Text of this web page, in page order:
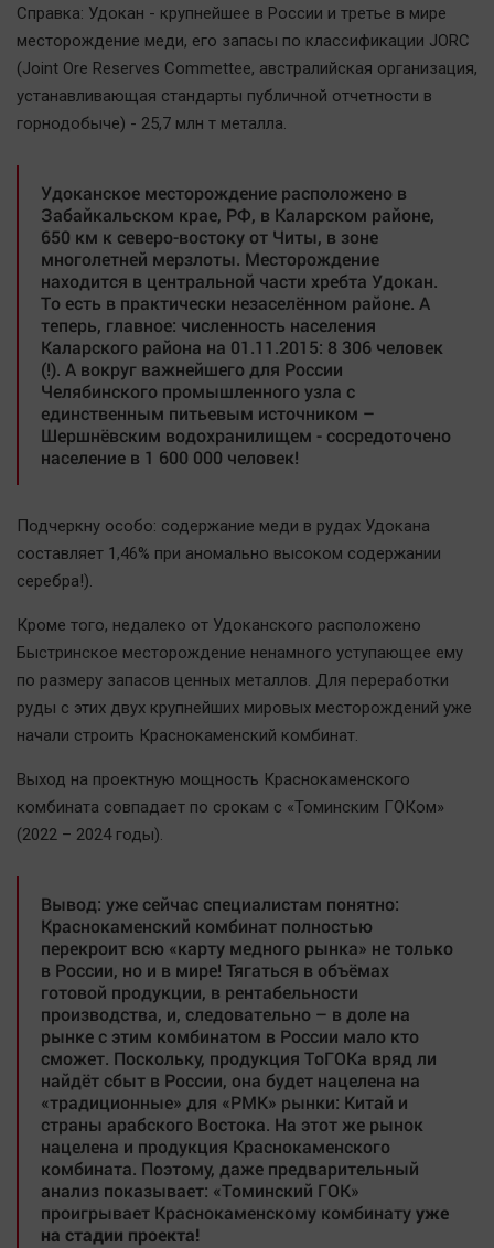
Справка: Удокан - крупнейшее в России и третье в мире
месторождение меди, его запасы по классификации JORC
(Joint Ore Reserves Commettee, австралийская организация,
устанавливающая стандарты публичной отчетности в
горнодобыче) - 25,7 млн т металла.
Удоканское месторождение расположено в
Забайкальском крае, РФ, в Каларском районе,
650 км к северо-востоку от Читы, в зоне
многолетней мерзлоты. Месторождение
находится в центральной части хребта Удокан.
То есть в практически незаселённом районе. А
теперь, главное: численность населения
Каларского района на 01.11.2015: 8 306 человек
(!). А вокруг важнейшего для России
Челябинского промышленного узла с
единственным питьевым источником –
Шершнёвским водохранилищем - сосредоточено
население в 1 600 000 человек!
Подчеркну особо: содержание меди в рудах Удокана
составляет 1,46% при аномально высоком содержании
серебра!).
Кроме того, недалеко от Удоканского расположено
Быстринское месторождение ненамного уступающее ему
по размеру запасов ценных металлов. Для переработки
руды с этих двух крупнейших мировых месторождений уже
начали строить Краснокаменский комбинат.
Выход на проектную мощность Краснокаменского
комбината совпадает по срокам с «Томинским ГОКом»
(2022 – 2024 годы).
Вывод: уже сейчас специалистам понятно:
Краснокаменский комбинат полностью
перекроит всю «карту медного рынка» не только
в России, но и в мире! Тягаться в объёмах
готовой продукции, в рентабельности
производства, и, следовательно – в доле на
рынке с этим комбинатом в России мало кто
сможет. Поскольку, продукция ТоГОКа вряд ли
найдёт сбыт в России, она будет нацелена на
«традиционные» для «РМК» рынки: Китай и
страны арабского Востока. На этот же рынок
нацелена и продукция Краснокаменского
комбината. Поэтому, даже предварительный
анализ показывает: «Томинский ГОК»
проигрывает Краснокаменскому комбинатууже
на стадии проекта!